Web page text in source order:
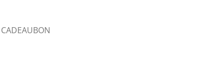
CADEAUBON